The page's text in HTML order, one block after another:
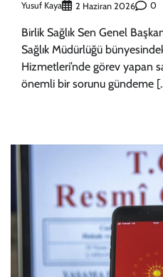
Yusuf Kaya 2 Haziran 2026 0
Birlik Sağlık Sen Genel
Sağlık Müdürlüğü
Hizmetleri’nde görev yapan
önemli bir sorunu gündeme